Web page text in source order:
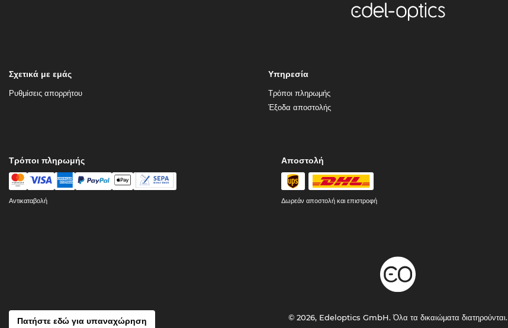
Σχετικά με εμάς
Ρυθμίσεις απορρήτου
Υπηρεσία
Τρόποι πληρωμής
Έξοδα αποστολής
Τρόποι πληρωμής
Αντικαταβολή
Αποστολή
Δωρεάν αποστολή και επιστροφή
Πατήστε εδώ για υπαναχώρηση © 2026, Edeloptics GmbH. Όλα τα δικαιώματα διατηρούνται.